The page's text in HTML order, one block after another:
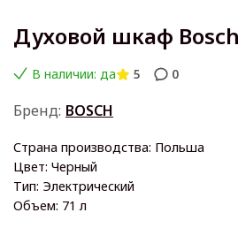
Духовой шкаф Bosch
В наличии: да 5 0
Бренд: BOSCH
Страна производства: Польша
Цвет: Черный
Тип: Электрический
Объем: 71 л